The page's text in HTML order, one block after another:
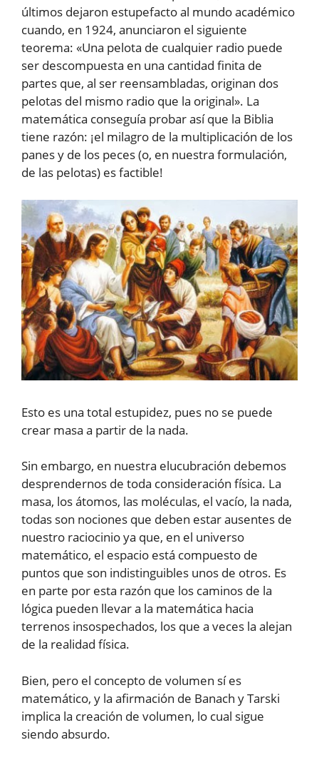
últimos dejaron estupefacto al mundo académico
cuando, en 1924, anunciaron el siguiente
teorema: «Una pelota de cualquier radio puede
ser descompuesta en una cantidad finita de
partes que, al ser reensambladas, originan dos
pelotas del mismo radio que la original». La
matemática conseguía probar así que la Biblia
tiene razón: ¡el milagro de la multiplicación de los
panes y de los peces (o, en nuestra formulación,
de las pelotas) es factible!
Esto es una total estupidez, pues no se puede
crear masa a partir de la nada.
Sin embargo, en nuestra elucubración debemos
desprendernos de toda consideración física. La
masa, los átomos, las moléculas, el vacío, la nada,
todas son nociones que deben estar ausentes de
nuestro raciocinio ya que, en el universo
matemático, el espacio está compuesto de
puntos que son indistinguibles unos de otros. Es
en parte por esta razón que los caminos de la
lógica pueden llevar a la matemática hacia
terrenos insospechados, los que a veces la alejan
de la realidad física.
Bien, pero el concepto de volumen sí es
matemático, y la afirmación de Banach y Tarski
implica la creación de volumen, lo cual sigue
siendo absurdo.